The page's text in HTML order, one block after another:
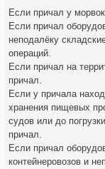
Если причал у
Если причал
неподалёку
операций.
Если причал на
причал.
Если у причала
хранения пищевых
судов или до
причал.
Если причал
контейнеровозов и